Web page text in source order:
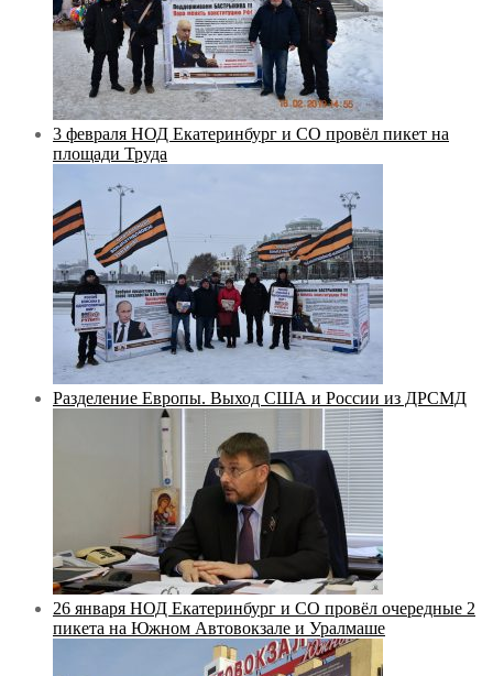
3 февраля НОД Екатеринбург и СО провёл пикет на
площади Труда
Разделение Европы. Выход США и России из ДРСМД
26 января НОД Екатеринбург и СО провёл очередные 2
пикета на Южном Автовокзале и Уралмаше